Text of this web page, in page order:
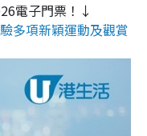
電子門票！↓
多項新穎運動及觀賞